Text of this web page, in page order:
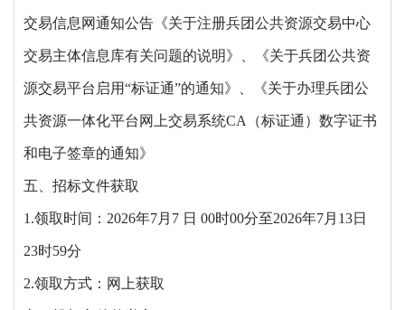
交易信息网通知公告《关于注册兵团公共资源交易中心
交易主体信息库有关问题的说明》、《关于兵团公共资
源交易平台启用“标证通”的通知》、《关于办理兵团公
共资源一体化平台网上交易系统CA（标证通）数字证书
和电子签章的通知》
五、招标文件获取
1.领取时间：2026年7月7 日 00时00分至2026年7月13日
23时59分
2.领取方式： 网上获取